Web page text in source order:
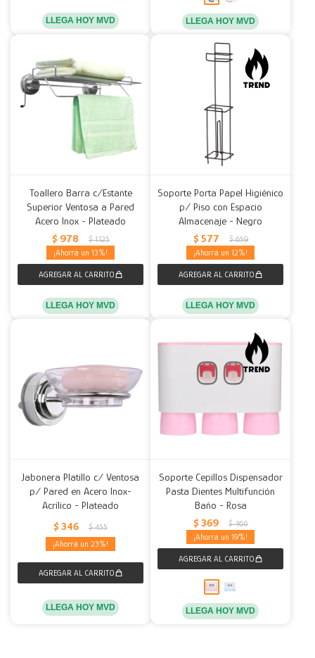
LLEGA HOY MVD LLEGA HOY MVD
Toallero Barra c/Estante
Superior Ventosa a Pared
Acero Inox - Plateado
$ 978 $ 1.125
13
LLEGA HOY MVD
Soporte Porta Papel Higiénico
p/ Piso con Espacio
Almacenaje - Negro
$ 577 $ 659
12
LLEGA HOY MVD
Jabonera Platillo c/ Ventosa
p/ Pared en Acero Inox-
Acrílico - Plateado
$ 346 $ 455
23
LLEGA HOY MVD
Soporte Cepillos Dispensador
Pasta Dientes Multifunción
Baño - Rosa
$ 369 $ 460
19
LLEGA HOY MVD